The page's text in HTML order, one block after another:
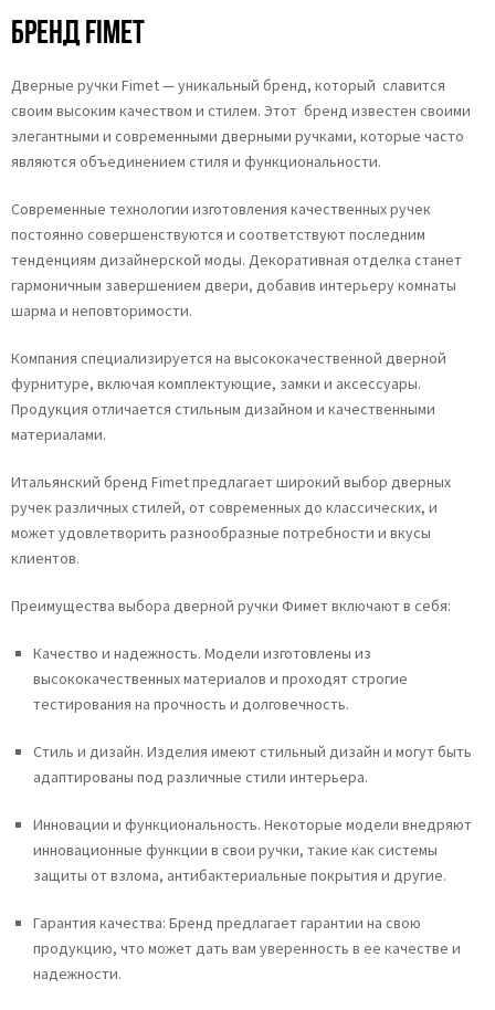
Бренд Fimet
Дверные ручки Fimet — уникальный бренд, который славится
своим высоким качеством и стилем. Этот бренд известен своими
элегантными и современными дверными ручками, которые часто
являются объединением стиля и функциональности.
Современные технологии изготовления качественных ручек
постоянно совершенствуются и соответствуют последним
тенденциям дизайнерской моды. Декоративная отделка станет
гармоничным завершением двери, добавив интерьеру комнаты
шарма и неповторимости.
Компания специализируется на высококачественной дверной
фурнитуре, включая комплектующие, замки и аксессуары.
Продукция отличается стильным дизайном и качественными
материалами.
Итальянский бренд Fimet предлагает широкий выбор дверных
ручек различных стилей, от современных до классических, и
может удовлетворить разнообразные потребности и вкусы
клиентов.
Преимущества выбора дверной ручки Фимет включают в себя:
Качество и надежность. Модели изготовлены из
высококачественных материалов и проходят строгие
тестирования на прочность и долговечность.
Стиль и дизайн. Изделия имеют стильный дизайн и могут быть
адаптированы под различные стили интерьера.
Инновации и функциональность. Некоторые модели внедряют
инновационные функции в свои ручки, такие как системы
защиты от взлома, антибактериальные покрытия и другие.
Гарантия качества: Бренд предлагает гарантии на свою
продукцию, что может дать вам уверенность в ее качестве и
надежности.